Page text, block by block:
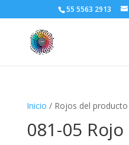
55 5563 2913
Inicio / Rojos del
081-05